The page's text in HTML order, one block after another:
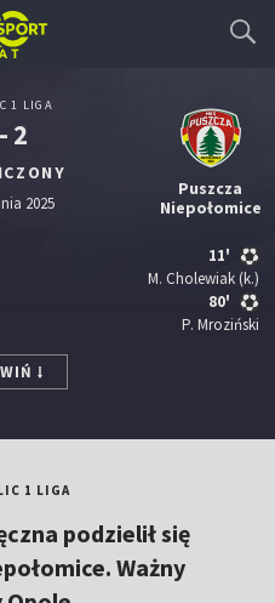
1 LIGA
2
2025
Puszcza
Niepołomice
11'
M. Cholewiak (k.)
80'
P. Mroziński
1 LIGA
podzielił się
Ważny